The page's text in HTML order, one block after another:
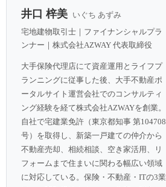
井口 梓美 いぐち あずみ
宅地建物取引士｜ファイナンシャルプラ
ンナー｜株式会社AZWAY 代表取締役
大手保険代理店にて資産運用とライフプ
ランニングに従事した後、大手不動産ポ
ータルサイト運営会社でのコンサルティ
ング経験を経て株式会社AZWAYを創業。
自社で宅建業免許（東京都知事 第104708
号）を取得し、新築一戸建ての仲介から
不動産売却、相続相談、空き家活用、リ
フォームまで住まいに関わる幅広い領域
に対応している。保険・不動産・ITの3業